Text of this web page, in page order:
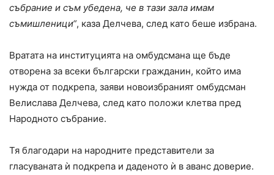
събрание и съм убедена, че в тази зала имам
съмишленици“, каза Делчева, след като беше избрана.
Вратата на институцията на омбудсмана ще бъде
отворена за всеки български гражданин, който има
нужда от подкрепа, заяви новоизбраният омбудсман
Велислава Делчева, след като положи клетва пред
Народното събрание.
Тя благодари на народните представители за
гласуваната ѝ подкрепа и даденото ѝ в аванс доверие.